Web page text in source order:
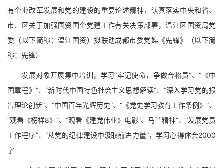
有企业改革发展和党的建设的重要论述精神，认真落实中央和省、
市、区关于加强国资国企党建工作有关决策部署，温江区国资局党
委（以下简称：温江国资）拟联动成都市委党媒《先锋》（以下简
称：先锋）
发展对象开展集中培训，学习“牢记使命，争做合格员”、“《中
国章程》”、“新时代中国特色社会主义思想解读”、“深入学习党的报
告理论创新”、“中国百年光辉历史”、“《党史学习教育工作条例》”、
“观看《榜样8》”、“观看《建党伟业》电影”、马兰精神”、“发展党员
工作程序”、“从党的纪律建设中汲取前进力量”，学习心得体会2000
字